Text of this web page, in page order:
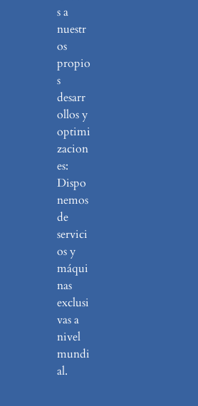
s a
nuestr
os
propio
s
desarr
ollos y
optimi
zacion
es:
Dispo
nemos
de
servici
os y
máqui
nas
exclusi
vas a
nivel
mundi
al.